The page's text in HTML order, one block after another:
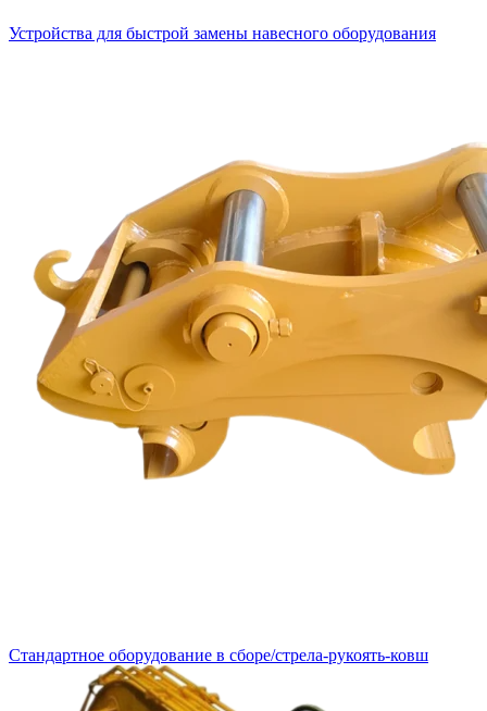
Устройства для быстрой замены навесного оборудования
Стандартное оборудование в сборе/стрела-рукоять-ковш